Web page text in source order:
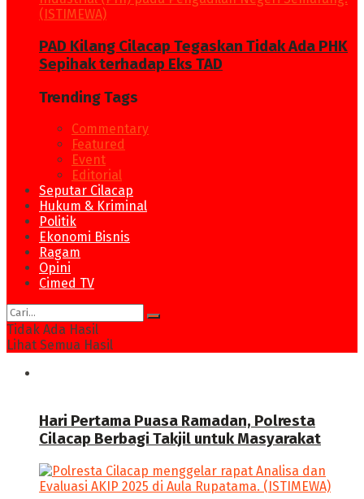
PAD Kilang Cilacap Tegaskan Tidak Ada PHK
Sepihak terhadap Eks TAD
Trending Tags
Commentary
Featured
Event
Editorial
Seputar Cilacap
Hukum & Kriminal
Politik
Ekonomi Bisnis
Ragam
Opini
Cimed TV
Tidak Ada Hasil
Lihat Semua Hasil
Hari Pertama Puasa Ramadan, Polresta
Cilacap Berbagi Takjil untuk Masyarakat